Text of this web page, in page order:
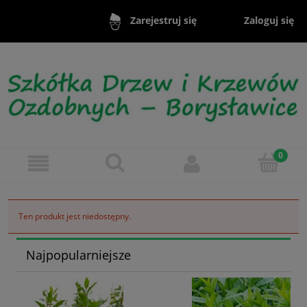
Zarejestruj się Zaloguj się
Ten produkt jest niedostępny.
Najpopularniejsze